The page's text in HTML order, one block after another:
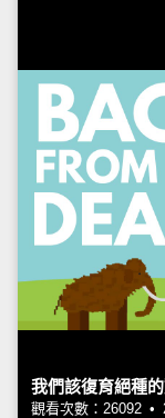
我們該復育絕種
觀看次數：26092 •